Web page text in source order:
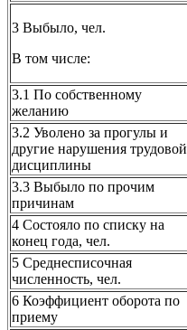
3 Выбыло, чел.
В том числе:
3.1 По собственному
желанию
3.2 Уволено за прогулы и
другие нарушения трудовой
дисциплины
3.3 Выбыло по прочим
причинам
4 Состояло по списку на
конец года, чел.
5 Среднесписочная
численность, чел.
6 Коэффициент оборота по
приему